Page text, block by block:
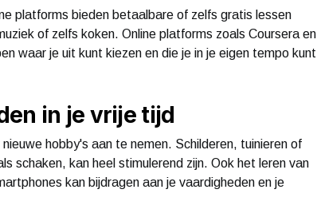
platforms bieden betaalbare of zelfs gratis lessen
of zelfs koken. Online platforms zoals Coursera en
waar je uit kunt kiezen en die je in je eigen tempo kunt
in je vrije tijd
hobby's aan te nemen. Schilderen, tuinieren of
schaken, kan heel stimulerend zijn. Ook het leren van
kan bijdragen aan je vaardigheden en je